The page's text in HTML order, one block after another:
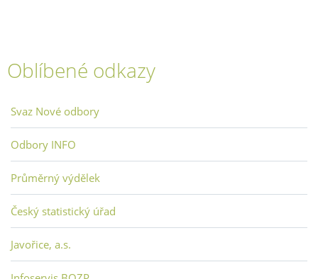
Oblíbené odkazy
Svaz Nové odbory
Odbory INFO
Průměrný výdělek
Český statistický úřad
Javořice, a.s.